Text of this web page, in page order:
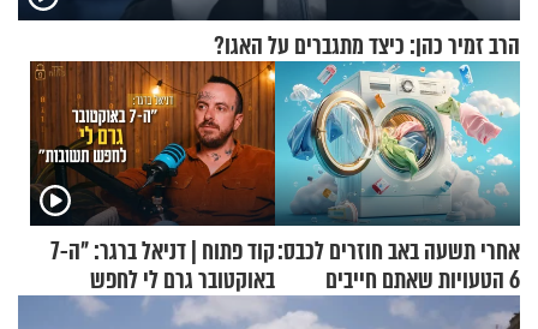
הרב זמיר כהן: כיצד מתגברים על האגו?
אחרי תשעה באב חוזרים לכבס:
6 הטעויות שאתם חייבים
להפסיק לעשות
קוד פתוח | דניאל ברגר: "ה-7
באוקטובר גרם לי לחפש
תשובות"